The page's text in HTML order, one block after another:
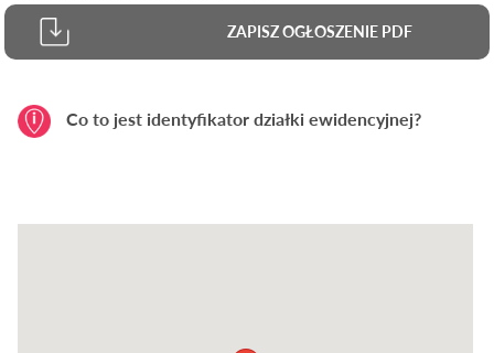
Co to jest identyfikator działki ewidencyjnej?
ZAPISZ OGŁOSZENIE PDF